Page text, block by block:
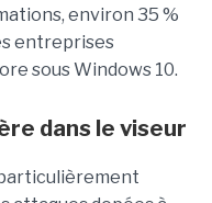
environ 35 %
entreprises
sous Windows 10.
dans le viseur